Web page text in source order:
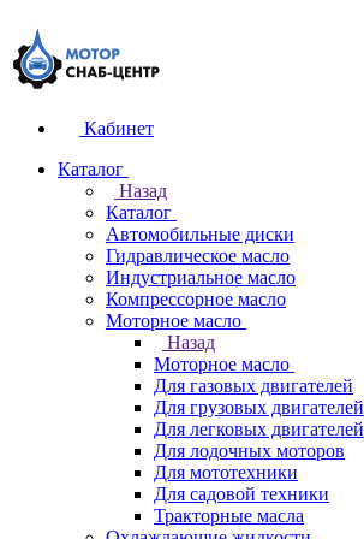
Кабинет
Каталог
Назад
Каталог
Автомобильные диски
Гидравлическое масло
Индустриальное масло
Компрессорное масло
Моторное масло
Назад
Моторное масло
Для газовых двигателей
Для грузовых двигателей
Для легковых двигателей
Для лодочных моторов
Для мототехники
Для садовой техники
Тракторные масла